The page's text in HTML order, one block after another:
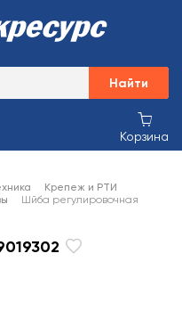
Найти
Корзина
Крепеж и РТИ
Шйба регулировочная